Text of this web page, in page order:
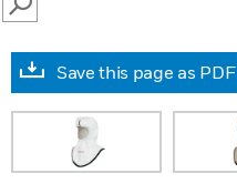
SEARCH
Save this page as PDF